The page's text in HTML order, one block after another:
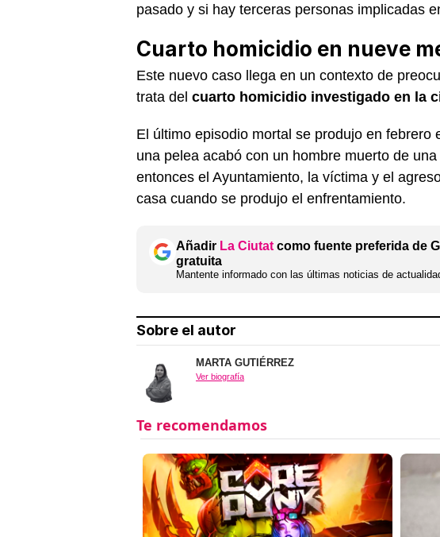
pasado y si hay terceras personas implicadas
Cuarto homicidio en nueve
Este nuevo caso llega en un contexto de
trata del cuarto homicidio investigado en la
El último episodio mortal se produjo en febrero
una pelea acabó con un hombre muerto de
entonces el Ayuntamiento, la víctima y el
casa cuando se produjo el enfrentamiento.
Añadir La Ciutat como fuente preferida de
gratuita
Mantente informado con las últimas noticias de
Sobre el autor
MARTA GUTIÉRREZ
Ver biografía